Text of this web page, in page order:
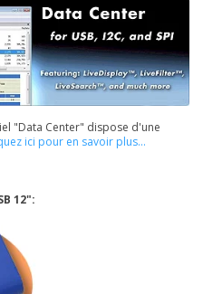
"Data Center" dispose d'une
ici pour en savoir plus...
12":